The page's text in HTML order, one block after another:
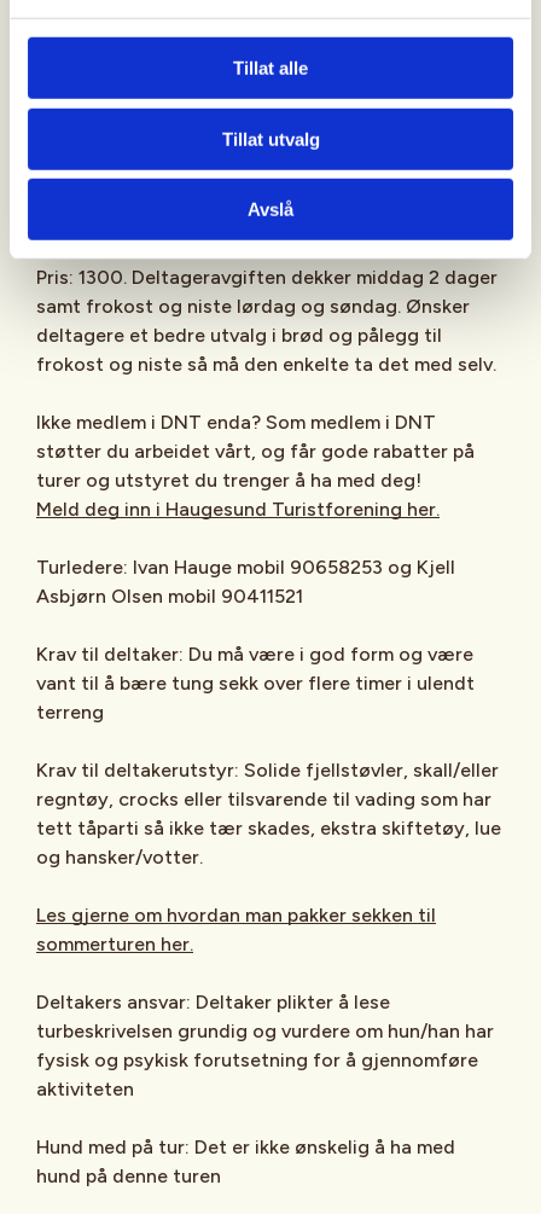
Tillat alle
Tillat utvalg
Avslå
Hjølmo
Gradering: Svært krevende
Felles kjøring:Kostnad for privatkjøring ordnes opp
Kart: Hardangervidda Vest
Pris: 1300. Deltageravgiften dekker middag 2 dager
samt frokost og niste lørdag og søndag. Ønsker
deltagere et bedre utvalg i brød og pålegg til
frokost og niste så må den enkelte ta det med selv.
Ikke medlem i DNT enda? Som medlem i DNT
støtter du arbeidet vårt, og får gode rabatter på
turer og utstyret du trenger å ha med deg!
Meld deg inn i Haugesund Turistforening her.
Turledere: Ivan Hauge mobil 90658253 og Kjell
Asbjørn Olsen mobil 90411521
Krav til deltaker: Du må være i god form og være
vant til å bære tung sekk over flere timer i ulendt
terreng
Krav til deltakerutstyr: Solide fjellstøvler, skall/eller
regntøy, crocks eller tilsvarende til vading som har
tett tåparti så ikke tær skades, ekstra skiftetøy, lue
og hansker/votter.
Les gjerne om hvordan man pakker sekken til
sommerturen her.
Deltakers ansvar: Deltaker plikter å lese
turbeskrivelsen grundig og vurdere om hun/han har
fysisk og psykisk forutsetning for å gjennomføre
aktiviteten
Hund med på tur: Det er ikke ønskelig å ha med
hund på denne turen